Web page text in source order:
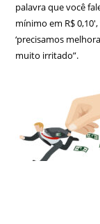
palavra que você
mínimo em R$
‘precisamos
muito irritado”.